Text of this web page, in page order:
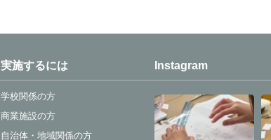
実施するには
学校関係の方
商業施設の方
自治体・地域関係の方
Instagram